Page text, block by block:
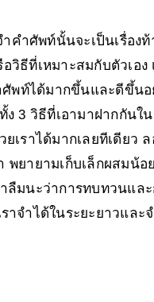
ำคำศัพท์นั้นจะเป็นเรื่อง
วิธีที่เหมาะสมกับตัวเอง
ศัพท์ได้มากขึ้นและดีขึ้นอ
ง 3 วิธีที่เอามาฝากกันใ
ยเราได้มากเลยทีเดียว ล
พยายามเก็บเล็กผสมน้อ
ลืมนะว่าการทบทวนและ
ราจำได้ในระยะยาวและ